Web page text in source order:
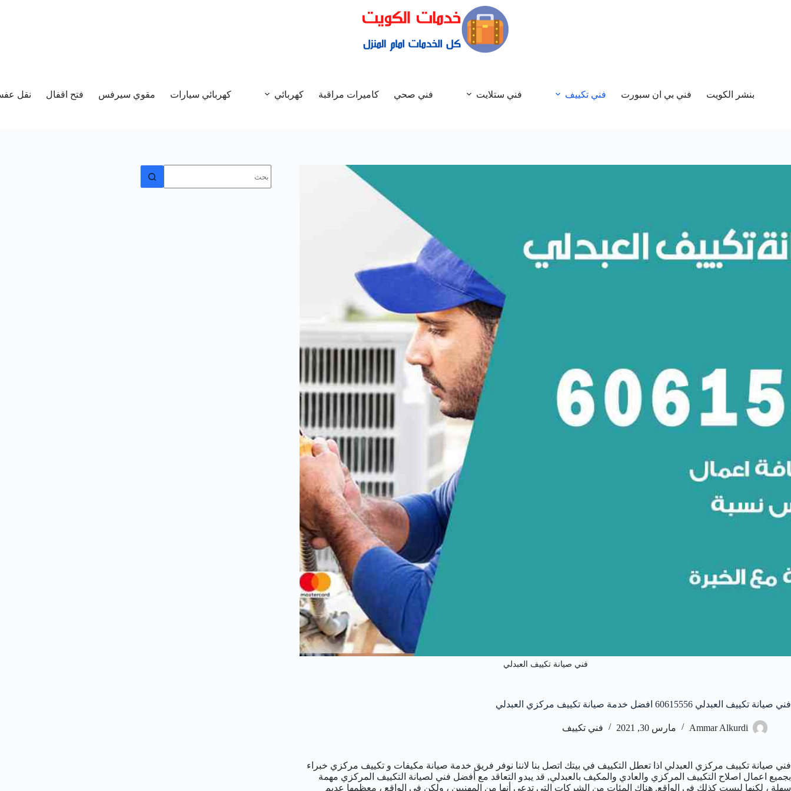
بنشر الكويت فني بي ان سبورت فني تكييف فني ستلايت فني صحي كاميرات مراقبة كهربائي كهربائي سيارات مقوي سيرفس فتح اقفال نقل
فني صيانة تكييف العبدلي
فني صيانة تكييف العبدلي 60615556 افضل خدمة صيانة تكييف مركزي العبدلي
Ammar Alkurdi مارس 30, 2021 فني تكييف
فني صيانة تكييف مركزي العبدلي اذا تعطل التكييف في بيتك اتصل بنا لاننا نوفر فريق خدمة صيانة مكيفات و تكييف مركزي خبراء
بجميع اعمال اصلاح التكييف المركزي والعادي والمكيف بالعبدلي, قد يبدو التعاقد مع أفضل فني لصيانة التكييف المركزي مهمة
سهلة ، لكنها ليست كذلك في الواقع. هناك المئات من الشركات التي تدعي أنها من المهنيين ، ولكن في الواقع ، معظمها عديم